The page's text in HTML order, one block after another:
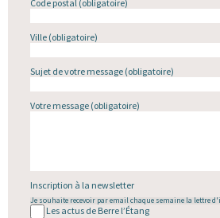
Code postal(obligatoire)
Ville(obligatoire)
Sujet de votre message(obligatoire)
Votre message(obligatoire)
Inscription à la newsletter
Je souhaite recevoir par email chaque semaine la lettre
Les actus de Berre l’Étang